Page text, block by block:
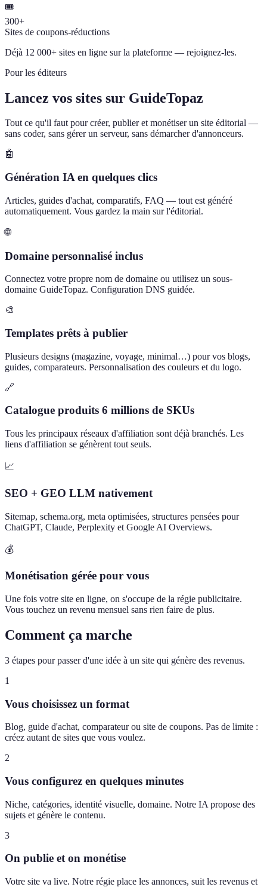
🎟️
300+
Sites de coupons-réductions
Déjà 12 000+ sites en ligne sur la plateforme — rejoignez-les.
Pour les éditeurs
Lancez vos sites sur GuideTopaz
Tout ce qu'il faut pour créer, publier et monétiser un site éditorial —
sans coder, sans gérer un serveur, sans démarcher d'annonceurs.
🤖
Génération IA en quelques clics
Articles, guides d'achat, comparatifs, FAQ — tout est généré
automatiquement. Vous gardez la main sur l'éditorial.
🌐
Domaine personnalisé inclus
Connectez votre propre nom de domaine ou utilisez un sous-
domaine GuideTopaz. Configuration DNS guidée.
🎨
Templates prêts à publier
Plusieurs designs (magazine, voyage, minimal…) pour vos blogs,
guides, comparateurs. Personnalisation des couleurs et du logo.
🔗
Catalogue produits 6 millions de SKUs
Tous les principaux réseaux d'affiliation sont déjà branchés. Les
liens d'affiliation se génèrent tout seuls.
📈
SEO + GEO LLM nativement
Sitemap, schema.org, meta optimisées, structures pensées pour
ChatGPT, Claude, Perplexity et Google AI Overviews.
💰
Monétisation gérée pour vous
Une fois votre site en ligne, on s'occupe de la régie publicitaire.
Vous touchez un revenu mensuel sans rien faire de plus.
Comment ça marche
3 étapes pour passer d'une idée à un site qui génère des revenus.
1
Vous choisissez un format
Blog, guide d'achat, comparateur ou site de coupons. Pas de limite :
créez autant de sites que vous voulez.
2
Vous configurez en quelques minutes
Niche, catégories, identité visuelle, domaine. Notre IA propose des
sujets et génère le contenu.
3
On publie et on monétise
Votre site va live. Notre régie place les annonces, suit les revenus et